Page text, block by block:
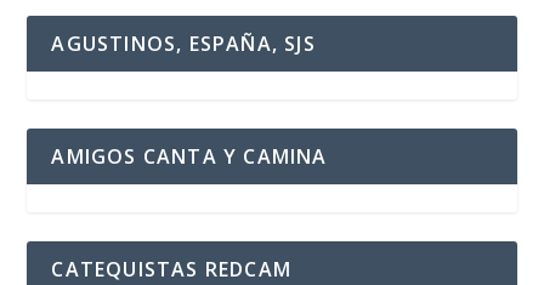
AGUSTINOS, ESPAÑA, SJS
AMIGOS CANTA Y CAMINA
CATEQUISTAS REDCAM